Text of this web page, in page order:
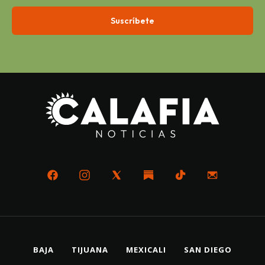
BAJA TIJUANA MEXICALI
SAN DIEGO